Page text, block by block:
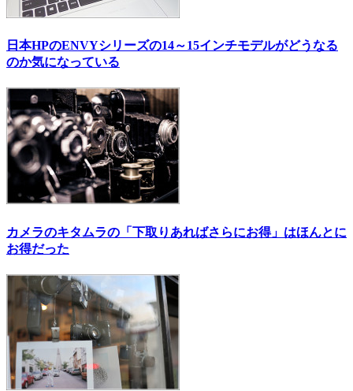
日本HPのENVYシリーズの14～15インチモデルがどうなる
のか気になっている
カメラのキタムラの「下取りあればさらにお得」はほんとに
お得だった